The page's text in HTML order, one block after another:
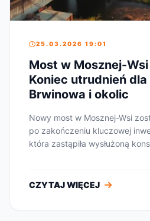
25.03.2026 19:01
Most w Mosznej-
Koniec utrudnień
Brwinowa i okolic
Nowy most w Mosznej-Wsi
po zakończeniu kluczowej
która zastąpiła wysłużoną
CZYTAJ WIĘCEJ